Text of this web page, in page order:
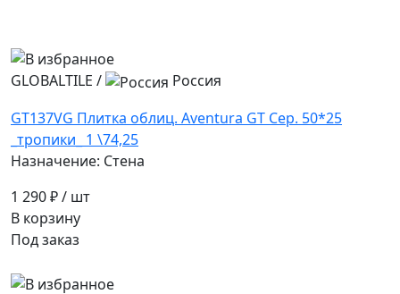
GLOBALTILE /
Россия
GT137VG Плитка облиц. Aventura GT Сер. 50*25
_тропики_ 1 \74,25
Назначение: Стена
1 290 ₽/ шт
В корзину
Под заказ